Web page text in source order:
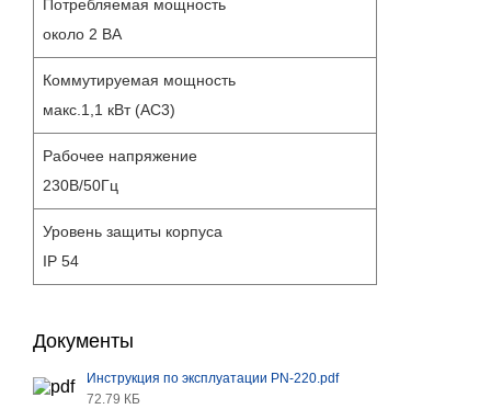
Потребляемая мощность
около 2 ВА
Коммутируемая мощность
макс.1,1 кВт (AC3)
Рабочее напряжение
230В/50Гц
Уровень защиты корпуса
IP 54
Документы
Инструкция по эксплуатации PN-220.pdf
72.79 КБ